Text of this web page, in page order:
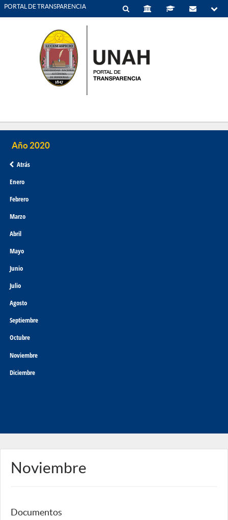
PORTAL DE TRANSPARENCIA
Atrás
Enero
Febrero
Marzo
Abril
Mayo
Junio
Julio
Agosto
Septiembre
Octubre
Noviembre
Diciembre
Noviembre
Documentos